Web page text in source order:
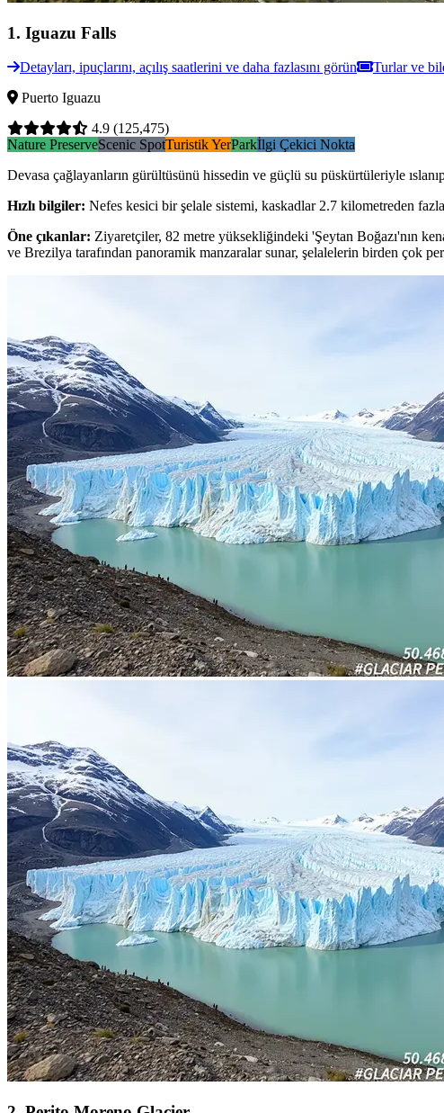
1. Iguazu Falls
Detayları, ipuçlarını, açılış saatlerini ve daha fazlasını görün
Turlar ve
Puerto Iguazu
4.9 (125,475)
Nature PreserveScenic SpotTuristik YerParkİlgi Çekici Nokta
Devasa çağlayanların gürültüsünü hissedin ve güçlü su püskürtüleriyle
Hızlı bilgiler: Nefes kesici bir şelale sistemi, kaskadlar 2.7 kilometreden
Öne çıkanlar: Ziyaretçiler, 82 metre yüksekliğindeki 'Şeytan Boğazı'nın
ve Brezilya tarafından panoramik manzaralar sunar, şelalelerin birden çok